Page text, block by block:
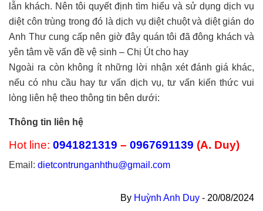
lẫn khách. Nên tôi quyết định tìm hiểu và sử dụng dịch vụ
diệt côn trùng trong đó là dịch vụ diệt chuột và diệt gián do
Anh Thư cung cấp nên giờ đây quán tôi đã đông khách và
yên tâm về vấn đề vệ sinh – Chị Út cho hay
Ngoài ra còn không ít những lời nhận xét đánh giá khác,
nếu có nhu cầu hay tư vấn dịch vụ, tư vấn kiến thức vui
lòng liên hệ theo thông tin bên dưới:
Thông tin liên hệ
Hot line: 0941821319 – 0967691139 (A. Duy)
Email: dietcontrunganhthu@gmail.com
By Huỳnh Anh Duy - 20/08/2024